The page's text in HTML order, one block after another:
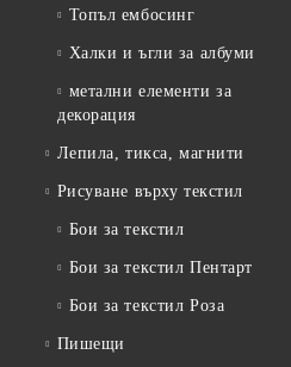
Топъл ембосинг
Халки и ъгли за албуми
метални елементи за
декорация
Лепила, тикса, магнити
Рисуване върху текстил
Бои за текстил
Бои за текстил Пентарт
Бои за текстил Роза
Пишещи